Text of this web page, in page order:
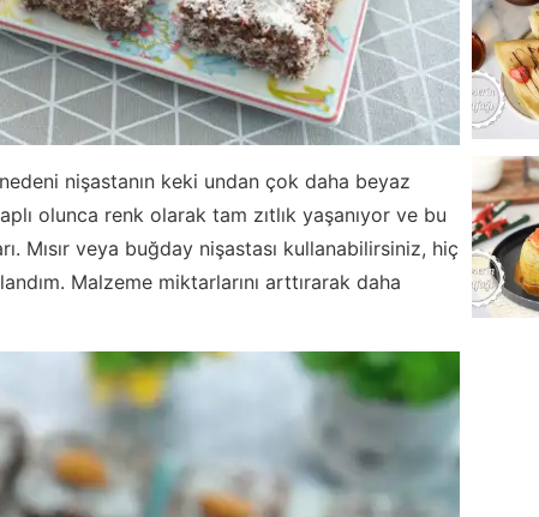
nişastanın keki undan çok daha beyaz
olunca renk olarak tam zıtlık yaşanıyor ve bu
Mısır veya buğday nişastası kullanabilirsiniz, hiç
Malzeme miktarlarını arttırarak daha